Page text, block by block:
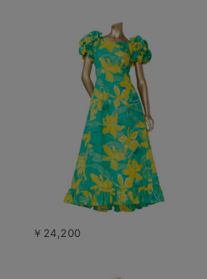
￥24,200